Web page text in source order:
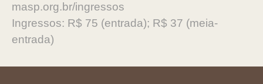
masp.org.br/ingressos
Ingressos: R$ 75 (entrada); R$ 37 (meia-
entrada)